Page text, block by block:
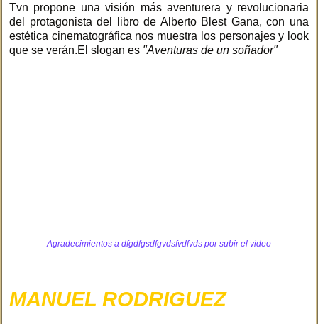
Tvn propone una visión más aventurera y revolucionaria
del protagonista del libro de Alberto Blest Gana, con una
estética cinematográfica nos muestra los personajes y look
que se verán.El slogan es "Aventuras de un soñador"
Agradecimientos a dfgdfgsdfgvdsfvdfvds por subir el video
MANUEL RODRIGUEZ